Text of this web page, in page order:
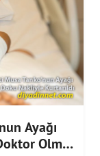
Ayağı
Olmak